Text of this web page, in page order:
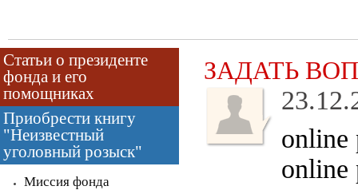
Статьи о президенте
фонда и его
помощниках
Приобрести книгу
"Неизвестный
уголовный розыск"
Миссия фонда
ЗАДАТЬ
online
online